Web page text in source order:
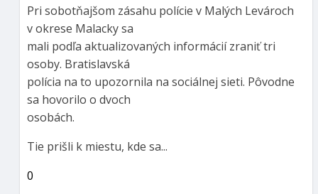
Pri sobotňajšom zásahu polície v Malých Levároch
v okrese Malacky sa
mali podľa aktualizovaných informácií zraniť tri
osoby. Bratislavská
polícia na to upozornila na sociálnej sieti. Pôvodne
sa hovorilo o dvoch
osobách.
Tie prišli k miestu, kde sa...
0